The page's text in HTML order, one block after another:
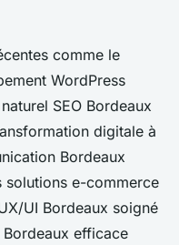
comme le
WordPress
SEO Bordeaux
digitale à
Bordeaux
e-commerce
UI Bordeaux soigné
efficace